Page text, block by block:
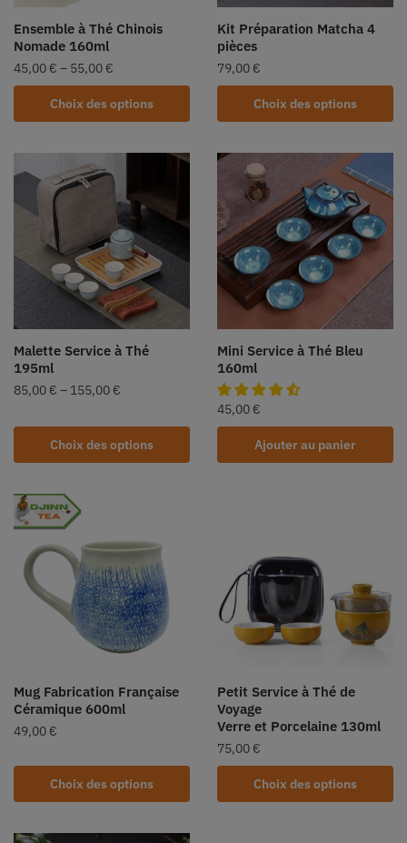
Ensemble à Thé Chinois
Nomade 160ml
45,00 € – 55,00 €
Choix des options
Kit Préparation Matcha 4
pièces
79,00 €
Choix des options
Malette Service à Thé
195ml
85,00 € – 155,00 €
Choix des options
Mini Service à Thé Bleu
160ml
45,00 €
Ajouter au panier
Mug Fabrication Française
Céramique 600ml
49,00 €
Choix des options
Petit Service à Thé de
Voyage
Verre et Porcelaine 130ml
75,00 €
Choix des options